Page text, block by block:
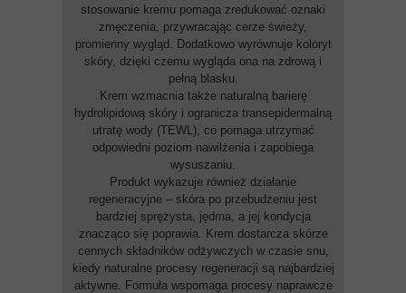
stosowanie kremu pomaga zredukować oznaki
zmęczenia, przywracając cerze świeży,
promienny wygląd. Dodatkowo wyrównuje koloryt
skóry, dzięki czemu wygląda ona na zdrową i
pełną blasku.
Krem wzmacnia także naturalną barierę
hydrolipidową skóry i ogranicza transepidermalną
utratę wody (TEWL), co pomaga utrzymać
odpowiedni poziom nawilżenia i zapobiega
wysuszaniu.
Produkt wykazuje również działanie
regeneracyjne – skóra po przebudzeniu jest
bardziej sprężysta, jędrna, a jej kondycja
znacząco się poprawia. Krem dostarcza skórze
cennych składników odżywczych w czasie snu,
kiedy naturalne procesy regeneracji są najbardziej
aktywne. Formuła wspomaga procesy naprawcze